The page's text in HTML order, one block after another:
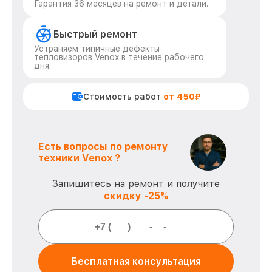
Гарантия 36 месяцев на ремонт и детали.
Быстрый ремонт
Устраняем типичные дефекты
тепловизоров Venox в течение рабочего
дня.
Стоимость работ от 450₽
Есть вопросы по ремонту
техники Venox ?
Запишитесь на ремонт и получите
скидку -25%
Бесплатная консультация